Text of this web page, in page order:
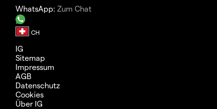
WhatsApp: Zum Chat
IG
Sitemap
Impressum
AGB
Datenschutz
Cookies
Über IG